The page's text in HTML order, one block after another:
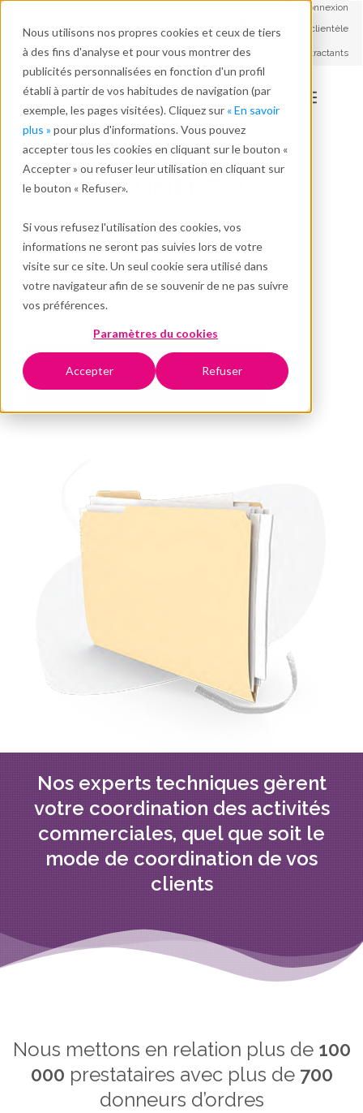
Nous utilisons nos propres cookies et ceux de tiers
à des fins d'analyse et pour vous montrer des
publicités personnalisées en fonction d'un profil
établi à partir de vos habitudes de navigation (par
exemple, les pages visitées). Cliquez sur « En savoir
plus » pour plus d'informations. Vous pouvez
accepter tous les cookies en cliquant sur le bouton «
Accepter » ou refuser leur utilisation en cliquant sur
le bouton « Refuser».
Si vous refusez l'utilisation des cookies, vos
informations ne seront pas suivies lors de votre
visite sur ce site. Un seul cookie sera utilisé dans
votre navigateur afin de se souvenir de ne pas suivre
vos préférences.
Paramètres du cookies
Accepter Refuser
Travailler avec nous
A propos de nous
Connexion
Service à la clientèle
Soutien aux contractants
Au revoir en attente
Salut DOCUMENTA!
Êtes-vous engagé ?
Vous avez besoin du service Documenta
Nous téléchargeons votre documentation sur les
plateformes de vos clients
DEMANDER PLUS
D'INFORMATIONS
Nos experts techniques gèrent
votre coordination des activités
commerciales, quel que soit le
mode de coordination de vos
clients
Nous mettons en relation plus de 100
000 prestataires avec plus de700
donneurs d’ordres